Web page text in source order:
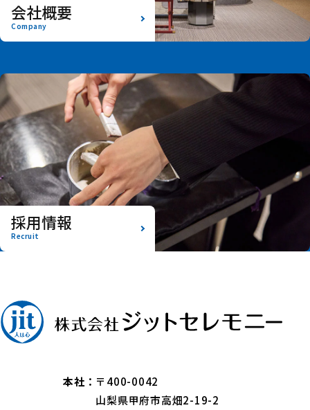
会社概要
Company
採用情報
Recruit
本社： 〒400-0042
山梨県甲府市高畑2-19-2